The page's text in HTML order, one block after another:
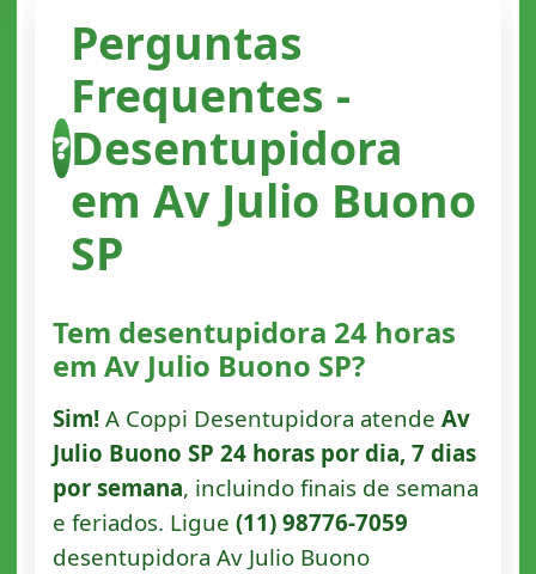
❓
Perguntas
Frequentes -
Desentupidora
em Av Julio Buono
SP
Tem desentupidora 24 horas
em Av Julio Buono SP?
Sim!A Coppi Desentupidora atende Av
Julio Buono SP 24 horas por dia, 7 dias
por semana, incluindo finais de semana
e feriados. Ligue (11) 98776-7059
desentupidora Av Julio Buono